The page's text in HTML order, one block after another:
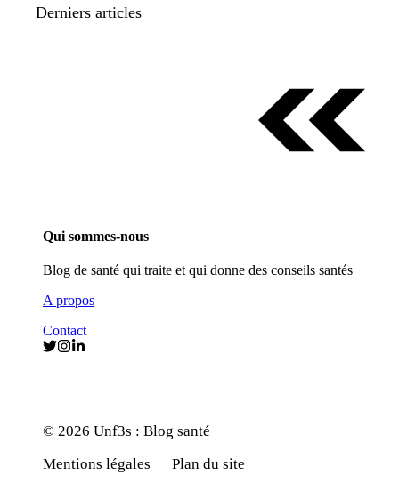
Derniers articles
Qui sommes-nous
Blog de santé qui traite et qui donne des conseils santés
A propos
Contact
© 2026 Unf3s : Blog santé
Mentions légales
Plan du site